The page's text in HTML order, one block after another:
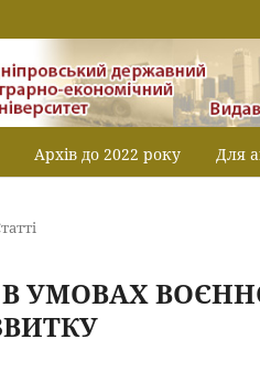
Архів до 2022 року Для
УМОВАХ